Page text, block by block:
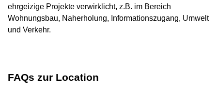
ehrgeizige Projekte verwirklicht, z.B. im Bereich
Wohnungsbau, Naherholung, Informationszugang, Umwelt
und Verkehr.
FAQs zur Location